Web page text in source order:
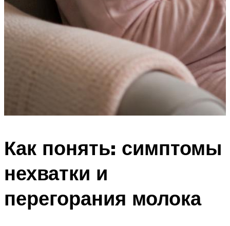
Как понять: симптомы
нехватки и
перегорания молока